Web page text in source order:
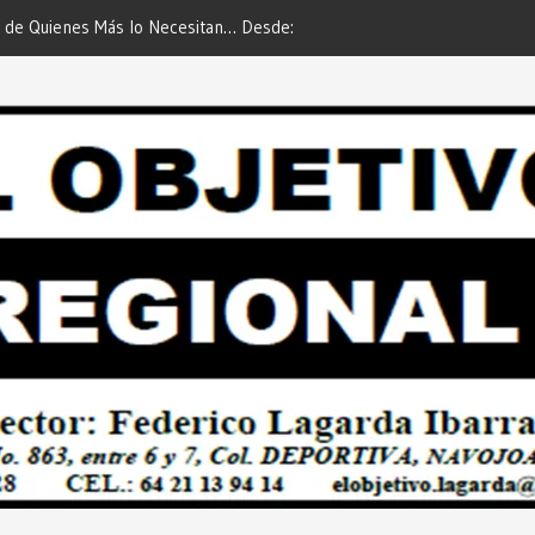
de Quienes Más lo Necesitan… Desde:
Regional”.
AUTOMÓVIL DODGE
Regional”.